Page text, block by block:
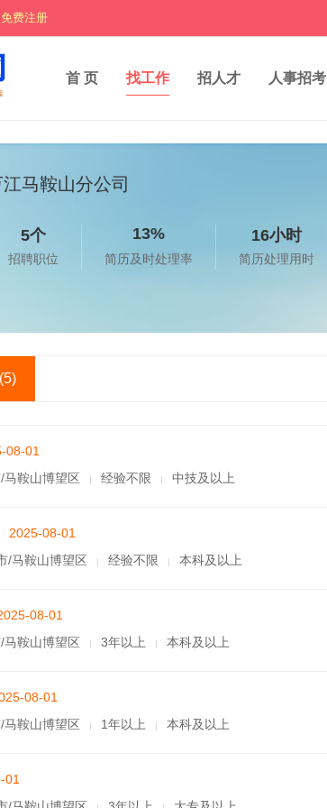
免费注册
首 页 找工作 招人才 人事招考
马鞍山分公司
5个
招聘职位
13%
简历及时处理率
16小时
简历处理用时
(5)
08-01
马鞍山博望区 | 经验不限 | 中技及以上
2025-08-01
/马鞍山博望区 | 经验不限 | 本科及以上
08-01
马鞍山博望区 | 3年以上 | 本科及以上
08-01
马鞍山博望区 | 1年以上 | 本科及以上
01